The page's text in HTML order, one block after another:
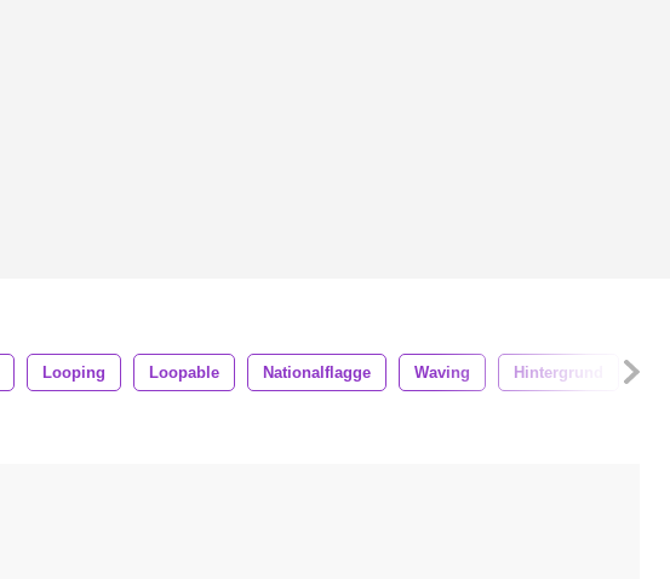
Looping Loopable Nationalflagge Waving Hintergrund